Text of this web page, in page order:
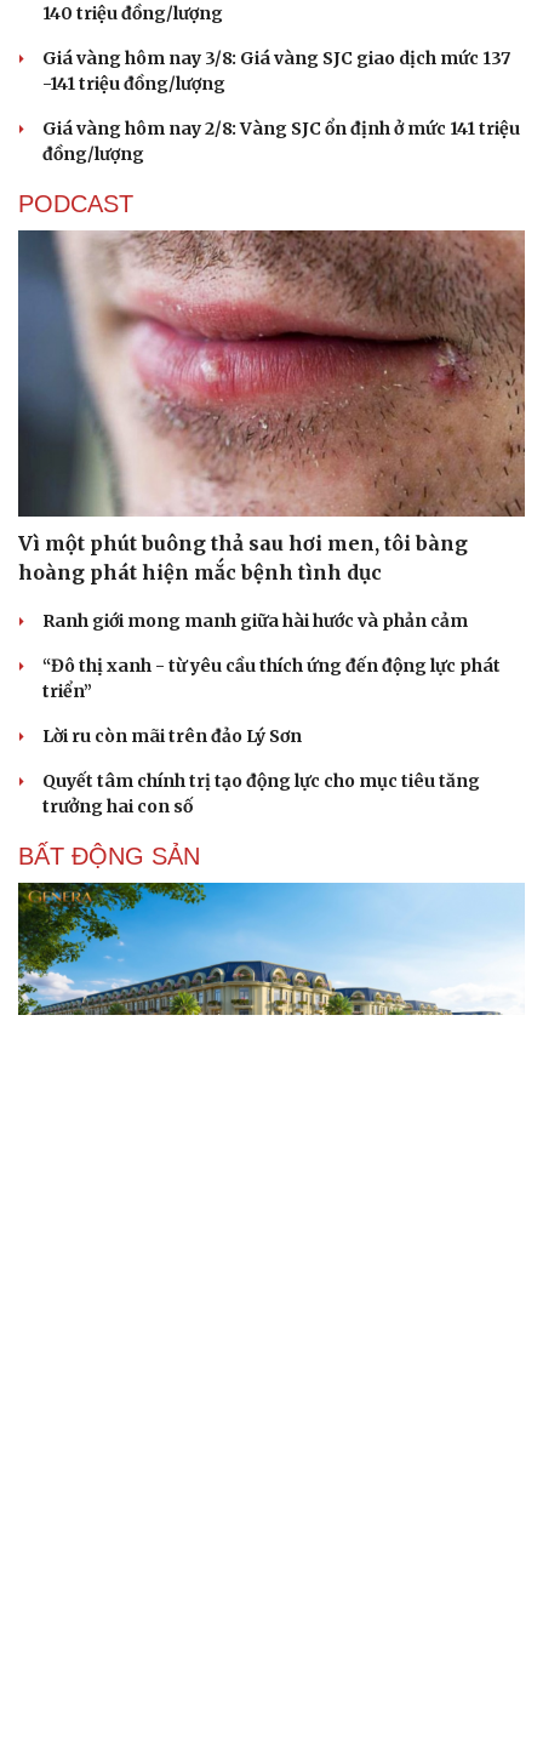
140 triệu đồng/lượng
Giá vàng hôm nay 3/8: Giá vàng SJC giao dịch mức 137
-141 triệu đồng/lượng
Giá vàng hôm nay 2/8: Vàng SJC ổn định ở mức 141 triệu
đồng/lượng
PODCAST
Vì một phút buông thả sau hơi men, tôi bàng
hoàng phát hiện mắc bệnh tình dục
Ranh giới mong manh giữa hài hước và phản cảm
“Đô thị xanh - từ yêu cầu thích ứng đến động lực phát
triển”
Lời ru còn mãi trên đảo Lý Sơn
Quyết tâm chính trị tạo động lực cho mục tiêu tăng
trưởng hai con số
BẤT ĐỘNG SẢN